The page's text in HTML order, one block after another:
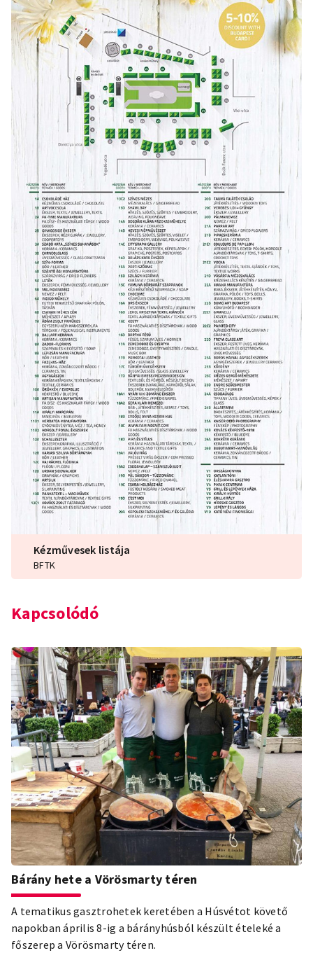
Kézművesek listája
BFTK
Kapcsolódó
Bárány hete a Vörösmarty téren
A tematikus gasztrohetek keretében a Húsvétot követő
napokban április 8-ig a bárányhúsból készült ételeké a
főszerep a Vörösmarty téren.